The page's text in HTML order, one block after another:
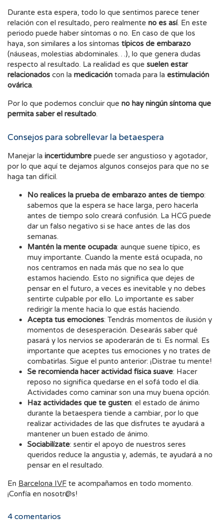
Durante esta espera, todo lo que sentimos parece tener
relación con el resultado, pero realmente no es así. En este
periodo puede haber síntomas o no. En caso de que los
haya, son similares a los síntomas típicos de embarazo
(náuseas, molestias abdominales…), lo que genera dudas
respecto al resultado. La realidad es que suelen estar
relacionados con la medicación tomada para la estimulación
ovárica.
Por lo que podemos concluir que no hay ningún síntoma que
permita saber el resultado.
Consejos para sobrellevar la betaespera
Manejar la incertidumbre puede ser angustioso y agotador,
por lo que aquí te dejamos algunos consejos para que no se
haga tan difícil.
No realices la prueba de embarazo antes de tiempo:
sabemos que la espera se hace larga, pero hacerla
antes de tiempo solo creará confusión. La HCG puede
dar un falso negativo si se hace antes de las dos
semanas.
Mantén la mente ocupada: aunque suene típico, es
muy importante. Cuando la mente está ocupada, no
nos centramos en nada más que no sea lo que
estamos haciendo. Esto no significa que dejes de
pensar en el futuro, a veces es inevitable y no debes
sentirte culpable por ello. Lo importante es saber
redirigir la mente hacia lo que estás haciendo.
Acepta tus emociones: Tendrás momentos de ilusión y
momentos de desesperación. Desearás saber qué
pasará y los nervios se apoderarán de ti. Es normal. Es
importante que aceptes tus emociones y no trates de
combatirlas. Sigue el punto anterior: ¡Distrae tu mente!
Se recomienda hacer actividad física suave: Hacer
reposo no significa quedarse en el sofá todo el día.
Actividades como caminar son una muy buena opción.
Haz actividades que te gusten: el estado de ánimo
durante la betaespera tiende a cambiar, por lo que
realizar actividades de las que disfrutes te ayudará a
mantener un buen estado de ánimo.
Sociabilízate: sentir el apoyo de nuestros seres
queridos reduce la angustia y, además, te ayudará a no
pensar en el resultado.
En Barcelona IVF
¡Confía en nosotr@s!
4 comentarios